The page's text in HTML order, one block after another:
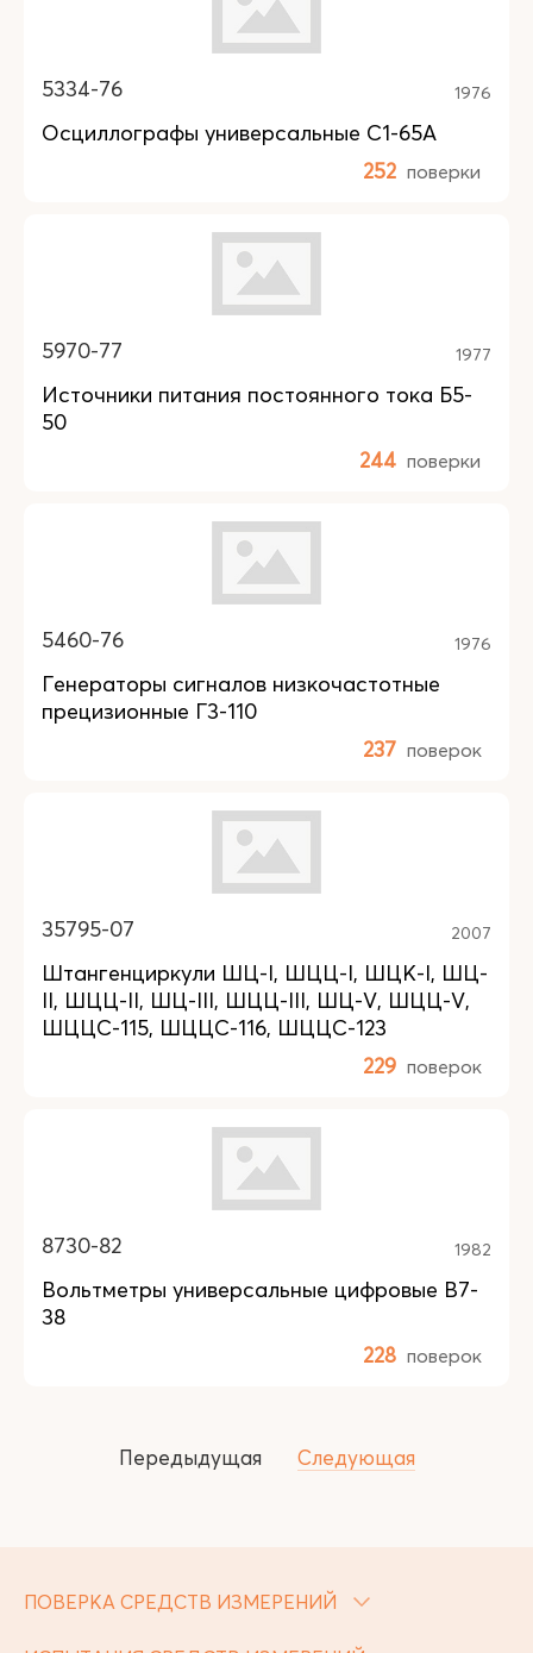
5334-76 1976
Осциллографы универсальные С1-65А
252 поверки
5970-77 1977
Источники питания постоянного тока Б5-
50
244 поверки
5460-76 1976
Генераторы сигналов низкочастотные
прецизионные Г3-110
237 поверок
35795-07 2007
Штангенциркули ШЦ-I, ШЦЦ-I, ШЦК-I, ШЦ-
II, ШЦЦ-II, ШЦ-III, ШЦЦ-III, ШЦ-V, ШЦЦ-V,
ШЦЦС-115, ШЦЦС-116, ШЦЦС-123
229 поверок
8730-82 1982
Вольтметры универсальные цифровые В7-
38
228 поверок
Передыдущая Следующая
ПОВЕРКА СРЕДСТВ ИЗМЕРЕНИЙ